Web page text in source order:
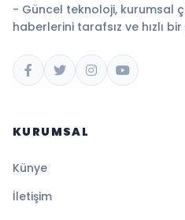
- Güncel teknoloji, kurumsal
haberlerini tarafsız ve hızlı
KURUMSAL
Künye
İletişim